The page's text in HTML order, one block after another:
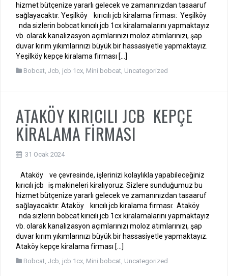
hizmet bütçenize yararlı gelecek ve zamanınızdan tasaaruf
sağlayacaktır. Yeşilköy kırıcılı jcb kiralama firması: Yeşilköy
nda sizlerin bobcat kırıcılı jcb 1cx kiralamalarını yapmaktayız
vb. olarak kanalizasyon açımlarınızı moloz atımlarınızı, şap
duvar kırım yıkımlarınızı büyük bir hassasiyetle yapmaktayız.
Yeşilköy kepçe kiralama firması […]
Bobcat Jcb jcb 1cx Mini bobcat Uncategorized
ATAKÖY KIRICILI JCB KEPÇE
KİRALAMA FİRMASI
31 Ocak 2024
Ataköy ve çevresinde, işlerinizi kolaylıkla yapabileceğiniz
kırıcılı jcb iş makineleri kiralıyoruz. Sizlere sunduğumuz bu
hizmet bütçenize yararlı gelecek ve zamanınızdan tasaaruf
sağlayacaktır. Ataköy kırıcılı jcb kiralama firması: Ataköy
nda sizlerin bobcat kırıcılı jcb 1cx kiralamalarını yapmaktayız
vb. olarak kanalizasyon açımlarınızı moloz atımlarınızı, şap
duvar kırım yıkımlarınızı büyük bir hassasiyetle yapmaktayız.
Ataköy kepçe kiralama firması […]
Bobcat Jcb jcb 1cx Mini bobcat Uncategorized